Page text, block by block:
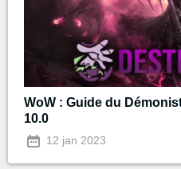
WoW : Guide du
10.0
12 jan 2023